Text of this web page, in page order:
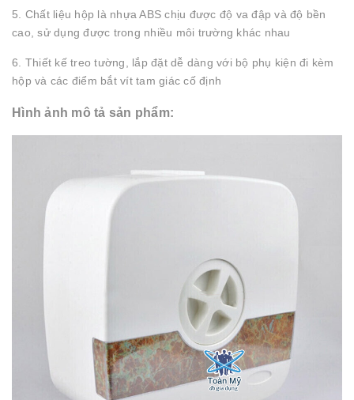
5. Chất liệu hộp là nhựa ABS chịu được độ va đập và độ bền
cao, sử dụng được trong nhiều môi trường khác nhau
6. Thiết kế treo tường, lắp đặt dễ dàng với bộ phụ kiện đi kèm
hộp và các điểm bắt vít tam giác cố định
Hình ảnh mô tả sản phẩm: